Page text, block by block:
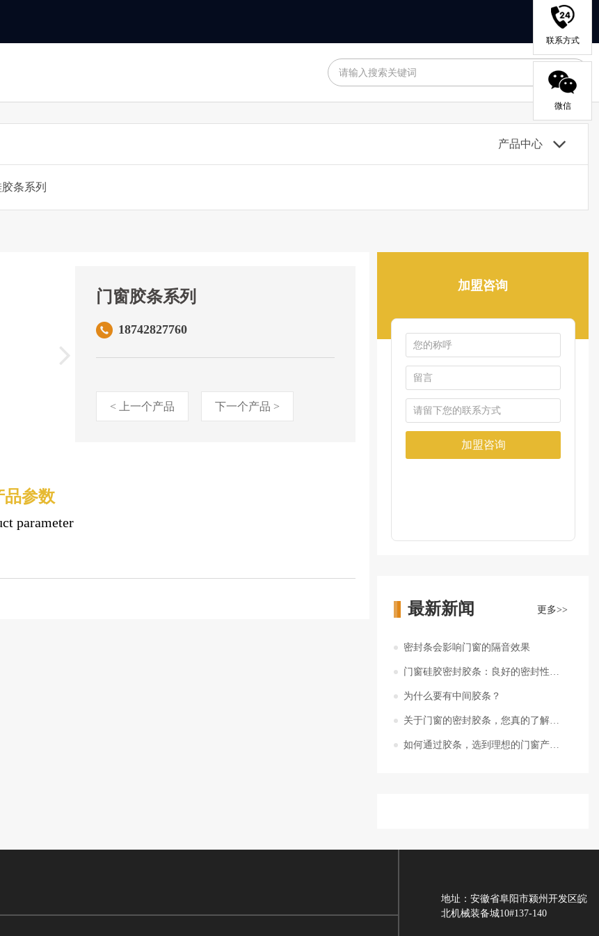
产品中心
条系列
门窗胶条系列
18742827760
< 上一个产品 下一个产品 >
品参数
parameter
加盟咨询
最新新闻 更多>>
密封条会影响门窗的隔音效果
门窗硅胶密封胶条：良好的密封性能与保温隔音效果
为什么要有中间胶条？
关于门窗的密封胶条，您真的了解吗？
如何通过胶条，选到理想的门窗产品结构
地址：安徽省阜阳市颍州开发区皖
北机械装备城10#137-140
联系方式
微信